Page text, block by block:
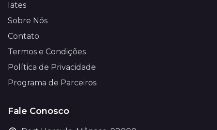
Iates
Sobre Nós
Contato
Termos e Condições
Política de Privacidade
Programa de Parceiros
Fale Conosco